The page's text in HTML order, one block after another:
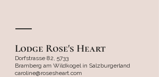
Lodge Rose's Heart
Dorfstrasse 82, 5733
Bramberg am Wildkogel in Salzburgerland
caroline@rosesheart.com